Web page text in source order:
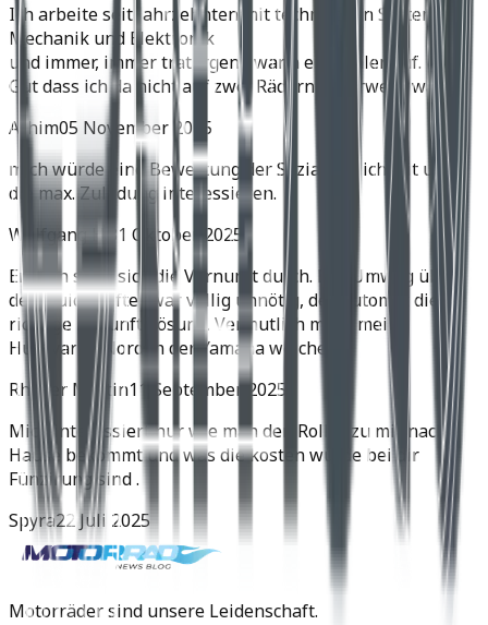
Ich arbeite seit Jahrzehnten mit technischen Systemen,
Mechanik und Elektronik
und immer, immer trat irgend wann ein Fehler auf.
Gut dass ich da nicht auf zwei Rädern unterwegs war.
Achim05 November 2025
mich würde eine Bewertung der Soziatauglichkeit und
die max. Zuladung interessieren.
Wolfgang H. 31 Oktober 2025
Endlich setzt sich die Vernunft durch. Der Umweg über
den Quickshifter war völlig unnötig, der Automat die
richtige Zukunftslösung. Vermutlich muss meine
Husqvarna Norden der Yamaha weichen.
Rhyner Martin11 September 2025
Mich interessiert nur wie man den Roller zu mir nach
Hause bekommt und was die kosten würde bei dir
Fünzirung sind .
Spyra22 Juli 2025
Motorräder sind unsere Leidenschaft.